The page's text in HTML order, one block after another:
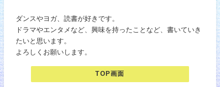
ダンスやヨガ、読書が好きです。
ドラマやエンタメなど、興味を持ったことなど、書いていき
たいと思います。
よろしくお願いします。
TOP画面